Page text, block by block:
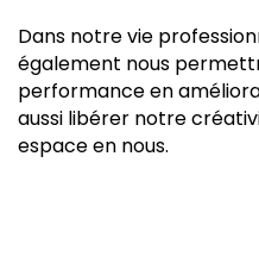
Dans notre vie
également nous
performance en
aussi libérer notre
espace en nous.